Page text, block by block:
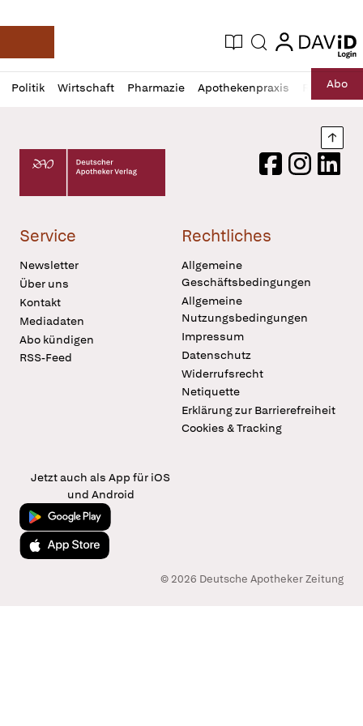
Deutsche Apotheker Zeitung
Aktuelle Ausgabe
Suche login
login
Politik Wirtschaft Pharmazie Apothekenpraxis RechtAbo
Profil
öffnen
Daz
Pur
Deutscher Apotheker Verlag Logo
FacebookInstagram
Service
Newsletter
Über uns
Kontakt
Mediadaten
Abo kündigen
RSS-Feed
Rechtliches
Allgemeine
Geschäftsbedingungen
Allgemeine
Nutzungsbedingungen
Impressum
Datenschutz
Widerrufsrecht
Netiquette
Erklärung zur Barrierefreiheit
Cookies & Tracking
Jetzt auch als App für iOS
und Android
Jetzt bei Google Play
Laden im App Store
© 2026 Deutsche Apotheker Zeitung